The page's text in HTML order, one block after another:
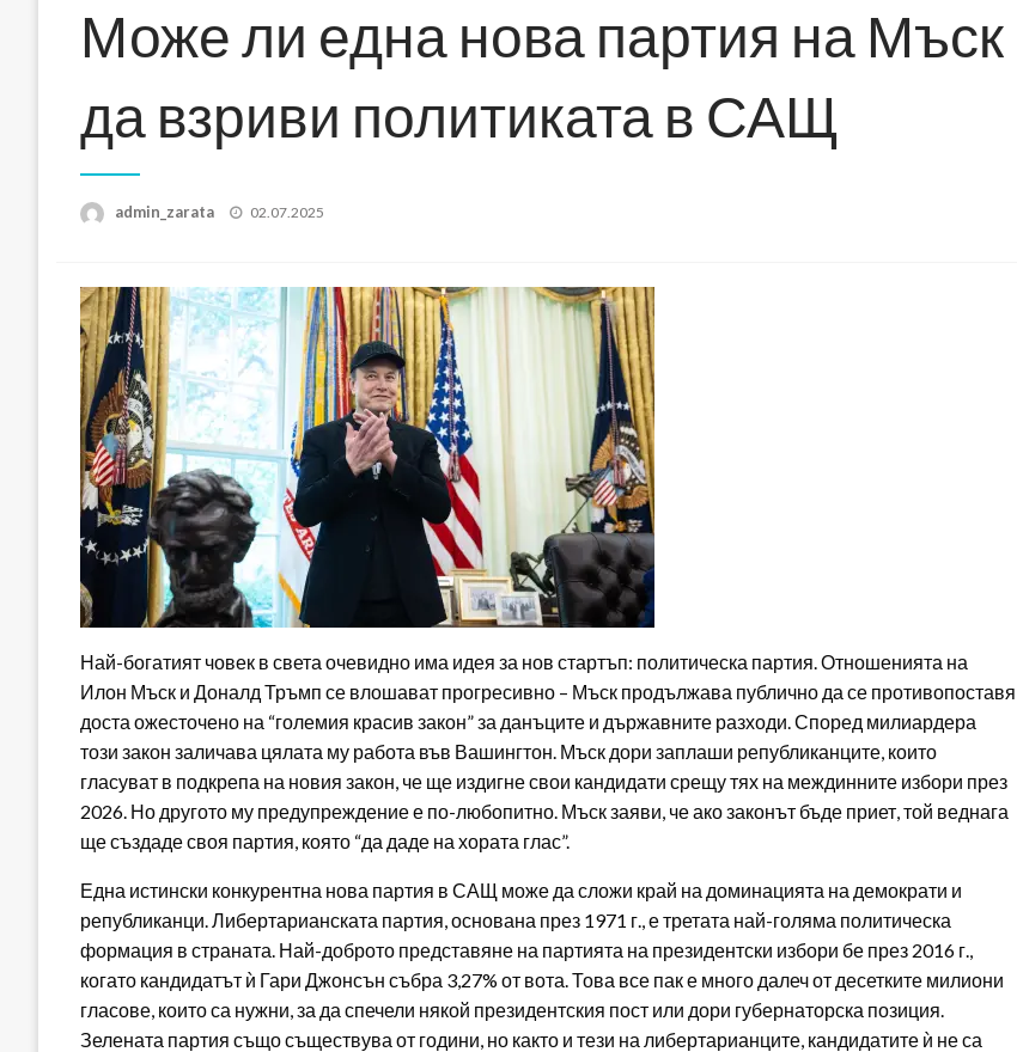
Може ли една нова партия на Мъск
да взриви политиката в САЩ
admin_zarata
Posted
02.07.2025
Най-богатият човек в света очевидно има идея за нов стартъп: политическа партия. Отношенията на
Илон Мъск и Доналд Тръмп се влошават прогресивно – Мъск продължава публично да се противопоставя
доста ожесточено на “големия красив закон” за данъците и държавните разходи. Според милиардера
този закон заличава цялата му работа във Вашингтон. Мъск дори заплаши републиканците, които
гласуват в подкрепа на новия закон, че ще издигне свои кандидати срещу тях на междинните избори през
2026. Но другото му предупреждение е по-любопитно. Мъск заяви, че ако законът бъде приет, той веднага
ще създаде своя партия, която “да даде на хората глас”.
Една истински конкурентна нова партия в САЩ може да сложи край на доминацията на демократи и
републиканци. Либертарианската партия, основана през 1971 г., е третата най-голяма политическа
формация в страната. Най-доброто представяне на партията на президентски избори бе през 2016 г.,
когато кандидатът ѝ Гари Джонсън събра 3,27% от вота. Това все пак е много далеч от десетките милиони
гласове, които са нужни, за да спечели някой президентския пост или дори губернаторска позиция.
Зелената партия също съществува от години, но както и тези на либертарианците, кандидатите ѝ не са